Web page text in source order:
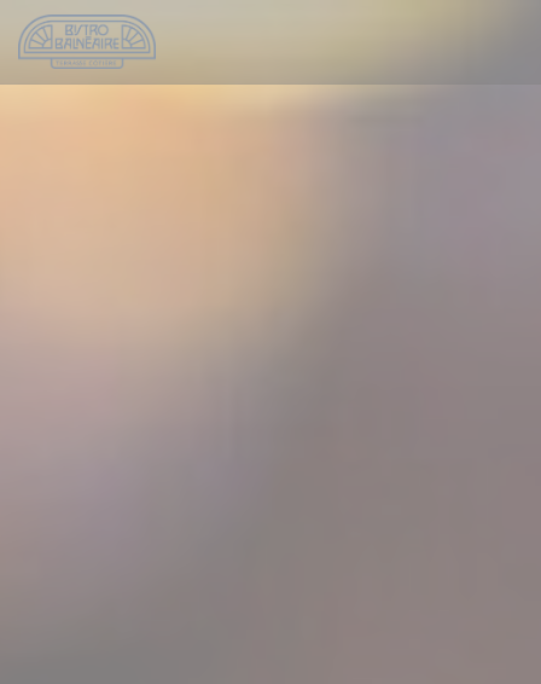
Панель управления cookies